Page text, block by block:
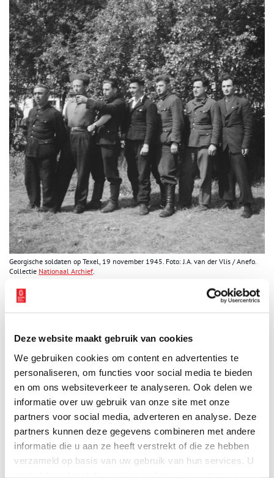
Deze website maakt gebruik van cookies
We gebruiken cookies om content en advertenties te
personaliseren, om functies voor social media te bieden
en om ons websiteverkeer te analyseren. Ook delen we
informatie over uw gebruik van onze site met onze
partners voor social media, adverteren en analyse. Deze
partners kunnen deze gegevens combineren met andere
informatie die u aan ze heeft verstrekt of die ze hebben
verzameld op basis van uw gebruik van hun services. U
Georgische soldaten op Texel, 19 november 1945. Foto: J.A. van der Vlis / Anefo.
Collectie Nationaal Archief.
Tegenaanval
Zo voortvarend als het de eerste nacht leek te gaan, zo ongunstig
hezen en aan de Texelaars verkondigden dat het eiland verlost
was van de bezetter, kwamen de Duitsers op het vasteland in
actie. Een paar Duitsers had die nacht kunnen ontsnappen aan het
Georgische geweld en had alarm geslagen. Ondanks de slechte
staat waarin het Duitse leger verkeerde werd er snel een
tegenaanval ingezet. Beide partijen hadden onderling
afgesproken niemand gevangen te nemen, maar de vijand zonder
pardon te fusilleren. Ook de Texelaars werden bij de strijd
betrokken. Den Burg, het grootste dorp van het eiland, werd door
de Duitsers gebombardeerd vanaf de Noord- en Zuidbatterij en